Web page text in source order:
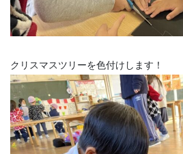
クリスマスツリーを色付けします！